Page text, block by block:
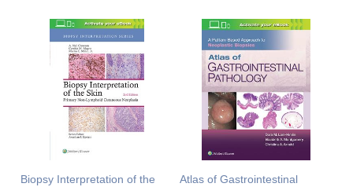
Biopsy Interpretation of the
Atlas of Gastrointestinal